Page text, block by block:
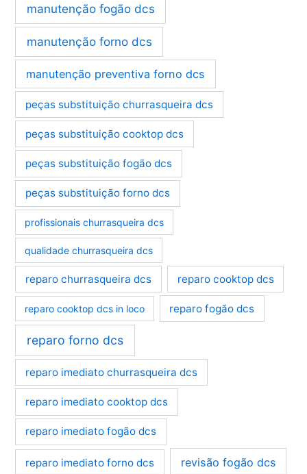
manutenção fogão dcs
manutenção forno dcs
manutenção preventiva forno dcs
peças substituição churrasqueira dcs
peças substituição cooktop dcs
peças substituição fogão dcs
peças substituição forno dcs
profissionais churrasqueira dcs
qualidade churrasqueira dcs
reparo churrasqueira dcs reparo cooktop dcs
reparo cooktop dcs in loco reparo fogão dcs
reparo forno dcs
reparo imediato churrasqueira dcs
reparo imediato cooktop dcs
reparo imediato fogão dcs
reparo imediato forno dcs revisão fogão dcs